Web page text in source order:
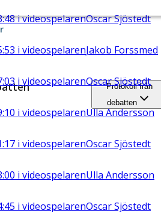
i videospelarenOscar Sjöstedt
i videospelarenJakob Forssmed
i videospelarenOscar Sjöstedt
i videospelarenUlla Andersson
i videospelarenOscar Sjöstedt
i videospelarenUlla Andersson
i videospelarenOscar Sjöstedt
Protokoll från
debatten